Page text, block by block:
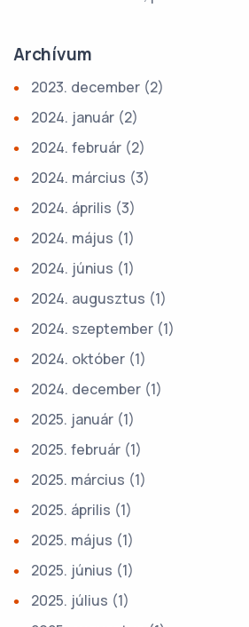
Archívum
2023. december (2)
2024. január (2)
2024. február (2)
2024. március (3)
2024. április (3)
2024. május (1)
2024. június (1)
2024. augusztus (1)
2024. szeptember (1)
2024. október (1)
2024. december (1)
2025. január (1)
2025. február (1)
2025. március (1)
2025. április (1)
2025. május (1)
2025. június (1)
2025. július (1)